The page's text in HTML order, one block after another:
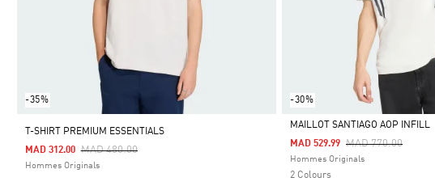
-35%
T-SHIRT PREMIUM ESSENTIALS
Price Reduced From
MAD 480.00To
MAD 312.00
Hommes Originals
-30%
Selected
MAILLOT SANTIAGO AOP INFILL
Price Reduced From
MAD 770.00To
MAD 529.99
Hommes Originals
2 Colours